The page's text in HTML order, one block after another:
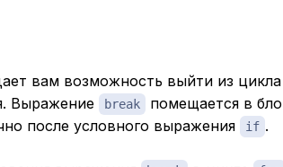
вам возможность выйти из
Выражение
break
помещается в
после условного выражения
if .